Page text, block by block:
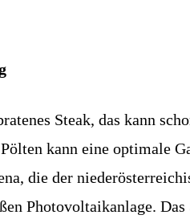
Steak, das kann
kann eine optimale
die der
Photovoltaikanlage.